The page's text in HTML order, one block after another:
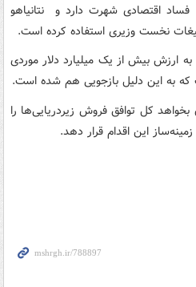
اقتصادی شهرت دارد و نتانیاهو
نخست وزیری استفاده کرده است.
به ارزش بیش از یک میلیارد دلار موردی
که به این دلیل بازجویی هم شده است.
بخواهد کل توافق فروش زیردریایی‌ها را
این اقدام قرار دهد.